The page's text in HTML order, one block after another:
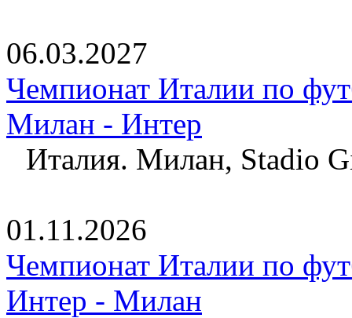
06.03.2027
Чемпионат Италии по
Милан - Интер
Италия. Милан, Stadio
01.11.2026
Чемпионат Италии по
Интер - Милан